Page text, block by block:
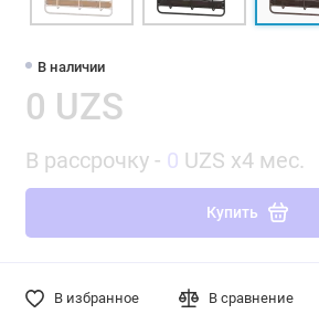
В наличии
0 UZS
В рассрочку - 0 UZS x4 мес.
Купить
В избранное В сравнение